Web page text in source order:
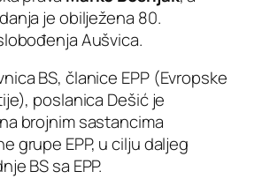
je obilježena 80.
Aušvica.
BS, članice EPP (Evropske
poslanica Dešić je
brojnim sastancima
grupe EPP, u cilju daljeg
BS sa EPP.